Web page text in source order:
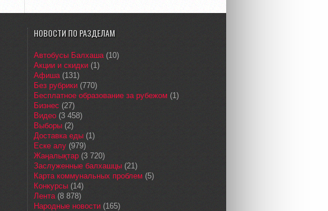
НОВОСТИ ПО РАЗДЕЛАМ
Автобусы Балхаша(10)
Акции и скидки (1)
Афиша(131)
Без рубрики (770)
Бесплатное образование за рубежом (1)
Бизнес (27)
Видео (3 458)
Выборы (2)
Доставка еды (1)
Еске алу (979)
Жаңалықтар (3 720)
Заслуженные балхашцы (21)
Карта коммунальных проблем (5)
Конкурсы (14)
Лента(8 878)
Народные новости (165)